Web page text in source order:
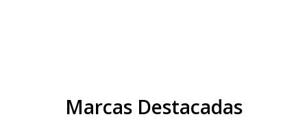
Marcas Destacadas